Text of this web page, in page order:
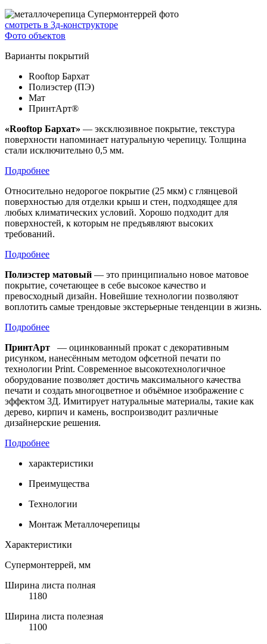
смотреть в 3д-конструкторе
Фото объектов
Варианты покрытий
Rooftop Бархат
Полиэстер (ПЭ)
Мат
ПринтАрт®
«Rooftop Бархат» — эксклюзивное покрытие, текстура
поверхности напоминает натуральную черепицу. Толщина
стали исключительно 0,5 мм.
Подробнее
Относительно недорогое покрытие (25 мкм) с глянцевой
поверхностью для отделки крыш и стен, подходящее для
любых климатических условий. Хорошо подходит для
поверхностей, к которым не предъявляют высоких
требований.
Подробнее
Полиэстер матовый — это принципиально новое матовое
покрытие, сочетающее в себе высокое качество и
превосходный дизайн. Новейшие технологии позволяют
воплотить самые трендовые экстерьерные тенденции в жизнь.
Подробнее
ПринтАрт
— оцинкованный прокат с декоративным
рисунком, нанесённым методом офсетной печати по
технологии Print. Современное высокотехнологичное
оборудование позволяет достичь максимального качества
печати и создать многоцветное и объёмное изображение с
эффектом 3Д. Имитирует натуральные материалы, такие как
дерево, кирпич и камень, воспроизводит различные
дизайнерские решения.
Подробнее
характеристики
Преимущества
Технологии
Монтаж Металлочерепицы
Характеристики
Супермонтеррей, мм
Ширина листа полная
1180
Ширина листа полезная
1100